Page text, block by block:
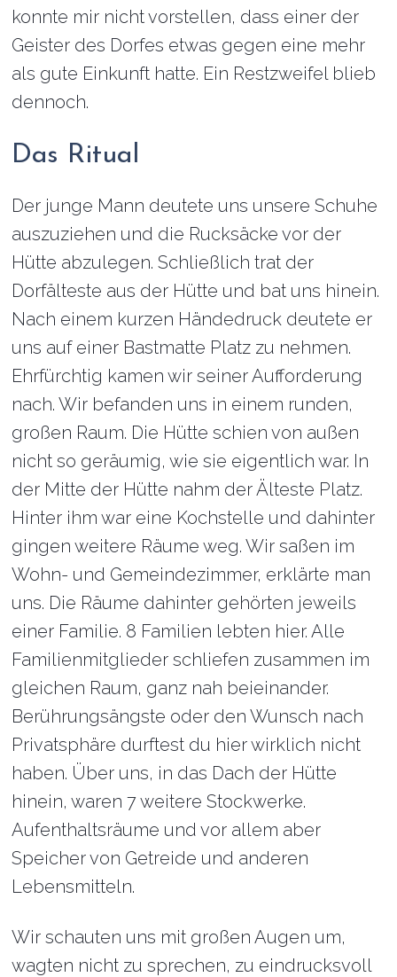
konnte mir nicht vorstellen, dass einer der
Geister des Dorfes etwas gegen eine mehr
als gute Einkunft hatte. Ein Restzweifel blieb
dennoch.
Das Ritual
Der junge Mann deutete uns unsere Schuhe
auszuziehen und die Rucksäcke vor der
Hütte abzulegen. Schließlich trat der
Dorfälteste aus der Hütte und bat uns hinein.
Nach einem kurzen Händedruck deutete er
uns auf einer Bastmatte Platz zu nehmen.
Ehrfürchtig kamen wir seiner Aufforderung
nach. Wir befanden uns in einem runden,
großen Raum. Die Hütte schien von außen
nicht so geräumig, wie sie eigentlich war. In
der Mitte der Hütte nahm der Älteste Platz.
Hinter ihm war eine Kochstelle und dahinter
gingen weitere Räume weg. Wir saßen im
Wohn- und Gemeindezimmer, erklärte man
uns. Die Räume dahinter gehörten jeweils
einer Familie. 8 Familien lebten hier. Alle
Familienmitglieder schliefen zusammen im
gleichen Raum, ganz nah beieinander.
Berührungsängste oder den Wunsch nach
Privatsphäre durftest du hier wirklich nicht
haben. Über uns, in das Dach der Hütte
hinein, waren 7 weitere Stockwerke.
Aufenthaltsräume und vor allem aber
Speicher von Getreide und anderen
Lebensmitteln.
Wir schauten uns mit großen Augen um,
wagten nicht zu sprechen, zu eindrucksvoll